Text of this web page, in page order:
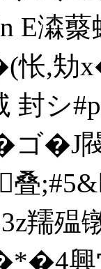
潹藂
怅,
封シ
�J
叠
羺殟
興